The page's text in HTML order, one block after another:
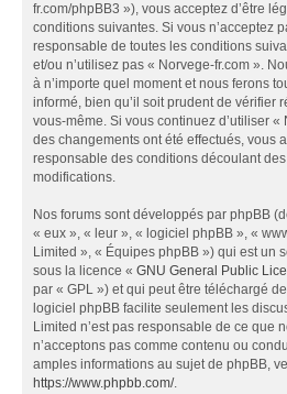
fr.com/phpBB3 »), vous acceptez d’être
conditions suivantes. Si vous n’acceptez
responsable de toutes les conditions
et/ou n’utilisez pas « Norvege-fr.com ».
à n’importe quel moment et nous ferons
informé, bien qu’il soit prudent de vérifier
vous-même. Si vous continuez d’utiliser «
des changements ont été effectués, vous
responsable des conditions découlant
modifications.
Nos forums sont développés par phpBB
« eux », « leur », « logiciel phpBB », «
Limited », « Équipes phpBB ») qui est un
sous la licence « GNU General Public
par « GPL ») et qui peut être téléchargé
logiciel phpBB facilite seulement les
Limited n’est pas responsable de ce que
n’acceptons pas comme contenu ou
amples informations au sujet de phpBB,
https://www.phpbb.com/.